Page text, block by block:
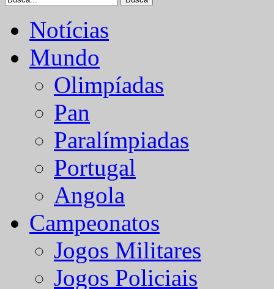
Notícias
Mundo
Olimpíadas
Pan
Paralímpiadas
Portugal
Angola
Campeonatos
Jogos Militares
Jogos Policiais